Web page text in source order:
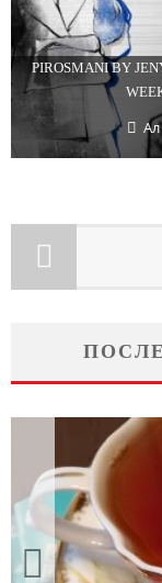
PIROSMANI BY